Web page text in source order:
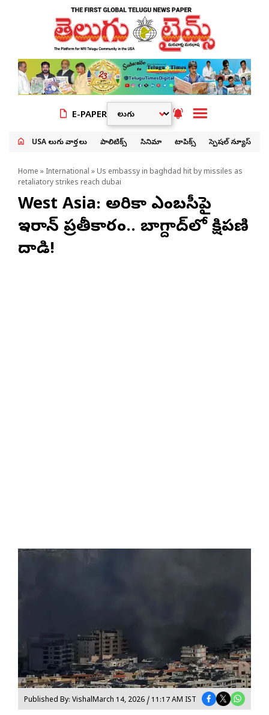
E-PAPER
USA తెలుగు వార్తలు పాలిటిక్స్ సినిమా టాపిక్స్ స్పెషల్ న్యూస్
Home » International » Us embassy in baghdad hit by missiles as
retaliatory strikes reach dubai
West Asia: అమెరికా ఎంబసీపై
ఇరాన్ ప్రతీకారం.. బాగ్దాద్‌లో క్షిపణి
దాడి!
Published By: VishalMarch 14, 2026 / 11:17 AM IST